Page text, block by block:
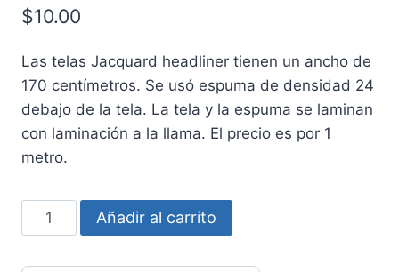
$10.00
Las telas Jacquard headliner tienen un ancho de
170 centímetros. Se usó espuma de densidad 24
debajo de la tela. La tela y la espuma se laminan
con laminación a la llama. El precio es por 1
metro.
Jacquard
Headliner
Añadir al carrito